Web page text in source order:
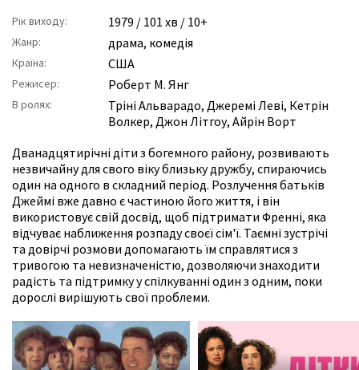
Рік виходу: 1979 / 101 хв / 10+
Жанр: драма, комедія
Країна: США
Режисер: Роберт М. Янг
В ролях: Тріні Альварадо, Джеремі Леві, Кетрін
Волкер, Джон Літгоу, Айрін Ворт
Дванадцятирічні діти з богемного району, розвивають
незвичайну для свого віку близьку дружбу, спираючись
один на одного в складний період. Розлучення батьків
Джеймі вже давно є частиною його життя, і він
використовує свій досвід, щоб підтримати Френні, яка
відчуває наближення розпаду своєї сім'ї. Таємні зустрічі
та довірчі розмови допомагають їм справлятися з
тривогою та невизначеністю, дозволяючи знаходити
радість та підтримку у спілкуванні один з одним, поки
дорослі вирішують свої проблеми.